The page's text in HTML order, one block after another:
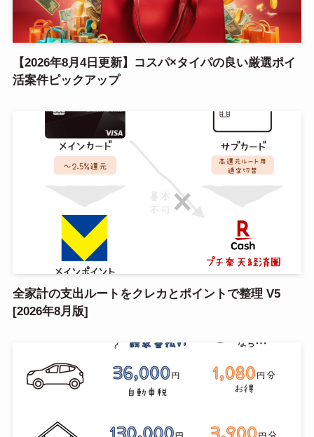
【2026年8月4日更新】コスパ×タイパの良い厳選ポイ
活案件ピックアップ
全家計の支出ルートをクレカとポイントで整理 V5
[2026年8月版]